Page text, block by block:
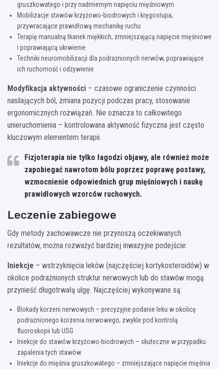
gruszkowatego i przy nadmiernym napięciu mięśniowym
Mobilizacje stawów krzyżowo-biodrowych i kręgosłupa,
przywracające prawidłową mechanikę ruchu
Terapię manualną tkanek miękkich, zmniejszającą napięcie mięśniowe
i poprawiającą ukrwienie
Techniki neuromobilizacji dla podrażnionych nerwów, poprawiające
ich ruchomość i odżywienie
Modyfikacja aktywności – czasowe ograniczenie czynności
nasilających ból, zmiana pozycji podczas pracy, stosowanie
ergonomicznych rozwiązań. Nie oznacza to całkowitego
unieruchomienia – kontrolowana aktywność fizyczna jest często
kluczowym elementem terapii.
Fizjoterapia nie tylko łagodzi objawy, ale również może
zapobiegać nawrotom bólu poprzez poprawę postawy,
wzmocnienie odpowiednich grup mięśniowych i naukę
prawidłowych wzorców ruchowych.
Leczenie zabiegowe
Gdy metody zachowawcze nie przynoszą oczekiwanych
rezultatów, można rozważyć bardziej inwazyjne podejście:
Iniekcje – wstrzyknięcia leków (najczęściej kortykosteroidów) w
okolice podrażnionych struktur nerwowych lub do stawów mogą
przynieść długotrwałą ulgę. Najczęściej wykonywane są:
Blokady korzeni nerwowych – precyzyjne podanie leku w okolicę
podrażnionego korzenia nerwowego, zwykle pod kontrolą
fluoroskopii lub USG
Iniekcje do stawów krzyżowo-biodrowych – skuteczne w przypadku
zapalenia tych stawów
Iniekcje do mięśnia gruszkowatego – zmniejszające napięcie mięśnia